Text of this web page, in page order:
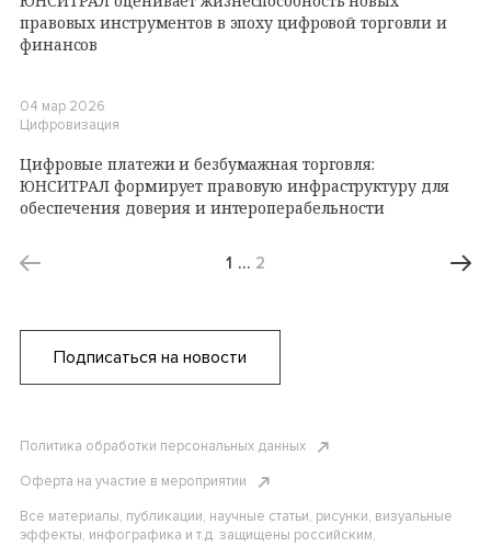
правовых инструментов в эпоху цифровой торговли и
финансов
04 мар 2026
Цифровизация
Цифровые платежи и безбумажная торговля:
ЮНСИТРАЛ формирует правовую инфраструктуру для
обеспечения доверия и интероперабельности
1 … 2
Подписаться на новости
Политика обработки персональных данных
Оферта на участие в мероприятии
Все материалы, публикации, научные статьи, рисунки, визуальные
эффекты, инфографика и т.д. защищены российским,